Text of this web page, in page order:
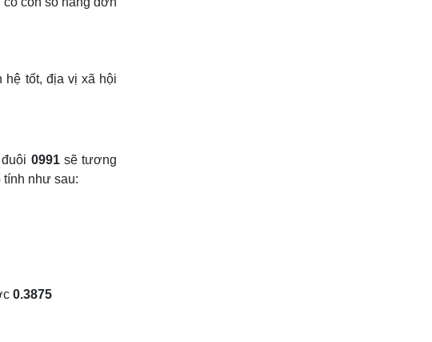
tốt, địa vị xã hội
0991sẽ tương
như sau:
0.3875